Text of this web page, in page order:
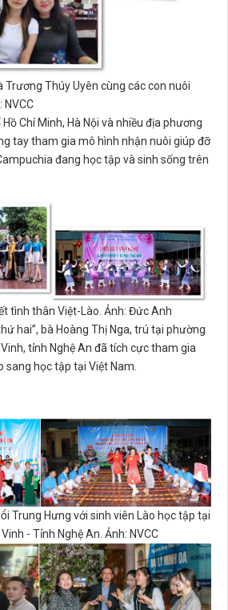
Trương Thúy Uyên cùng các con nuôi
NVCC
Chí Minh, Hà Nội và nhiều địa phương
tay tham gia mô hình nhận nuôi giúp đỡ
đang học tập và sinh sống trên
tình thân Việt-Lào. Ảnh: Đức Anh
hai”, bà Hoàng Thị Nga, trú tại phường
tỉnh Nghệ An đã tích cực tham gia
học tập tại Việt Nam.
Trung Hưng với sinh viên Lào học tập tại
- Tỉnh Nghệ An. Ảnh: NVCC